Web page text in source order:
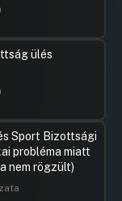
ülés
Sport Bizottsági
probléma miatt
nem rögzült)